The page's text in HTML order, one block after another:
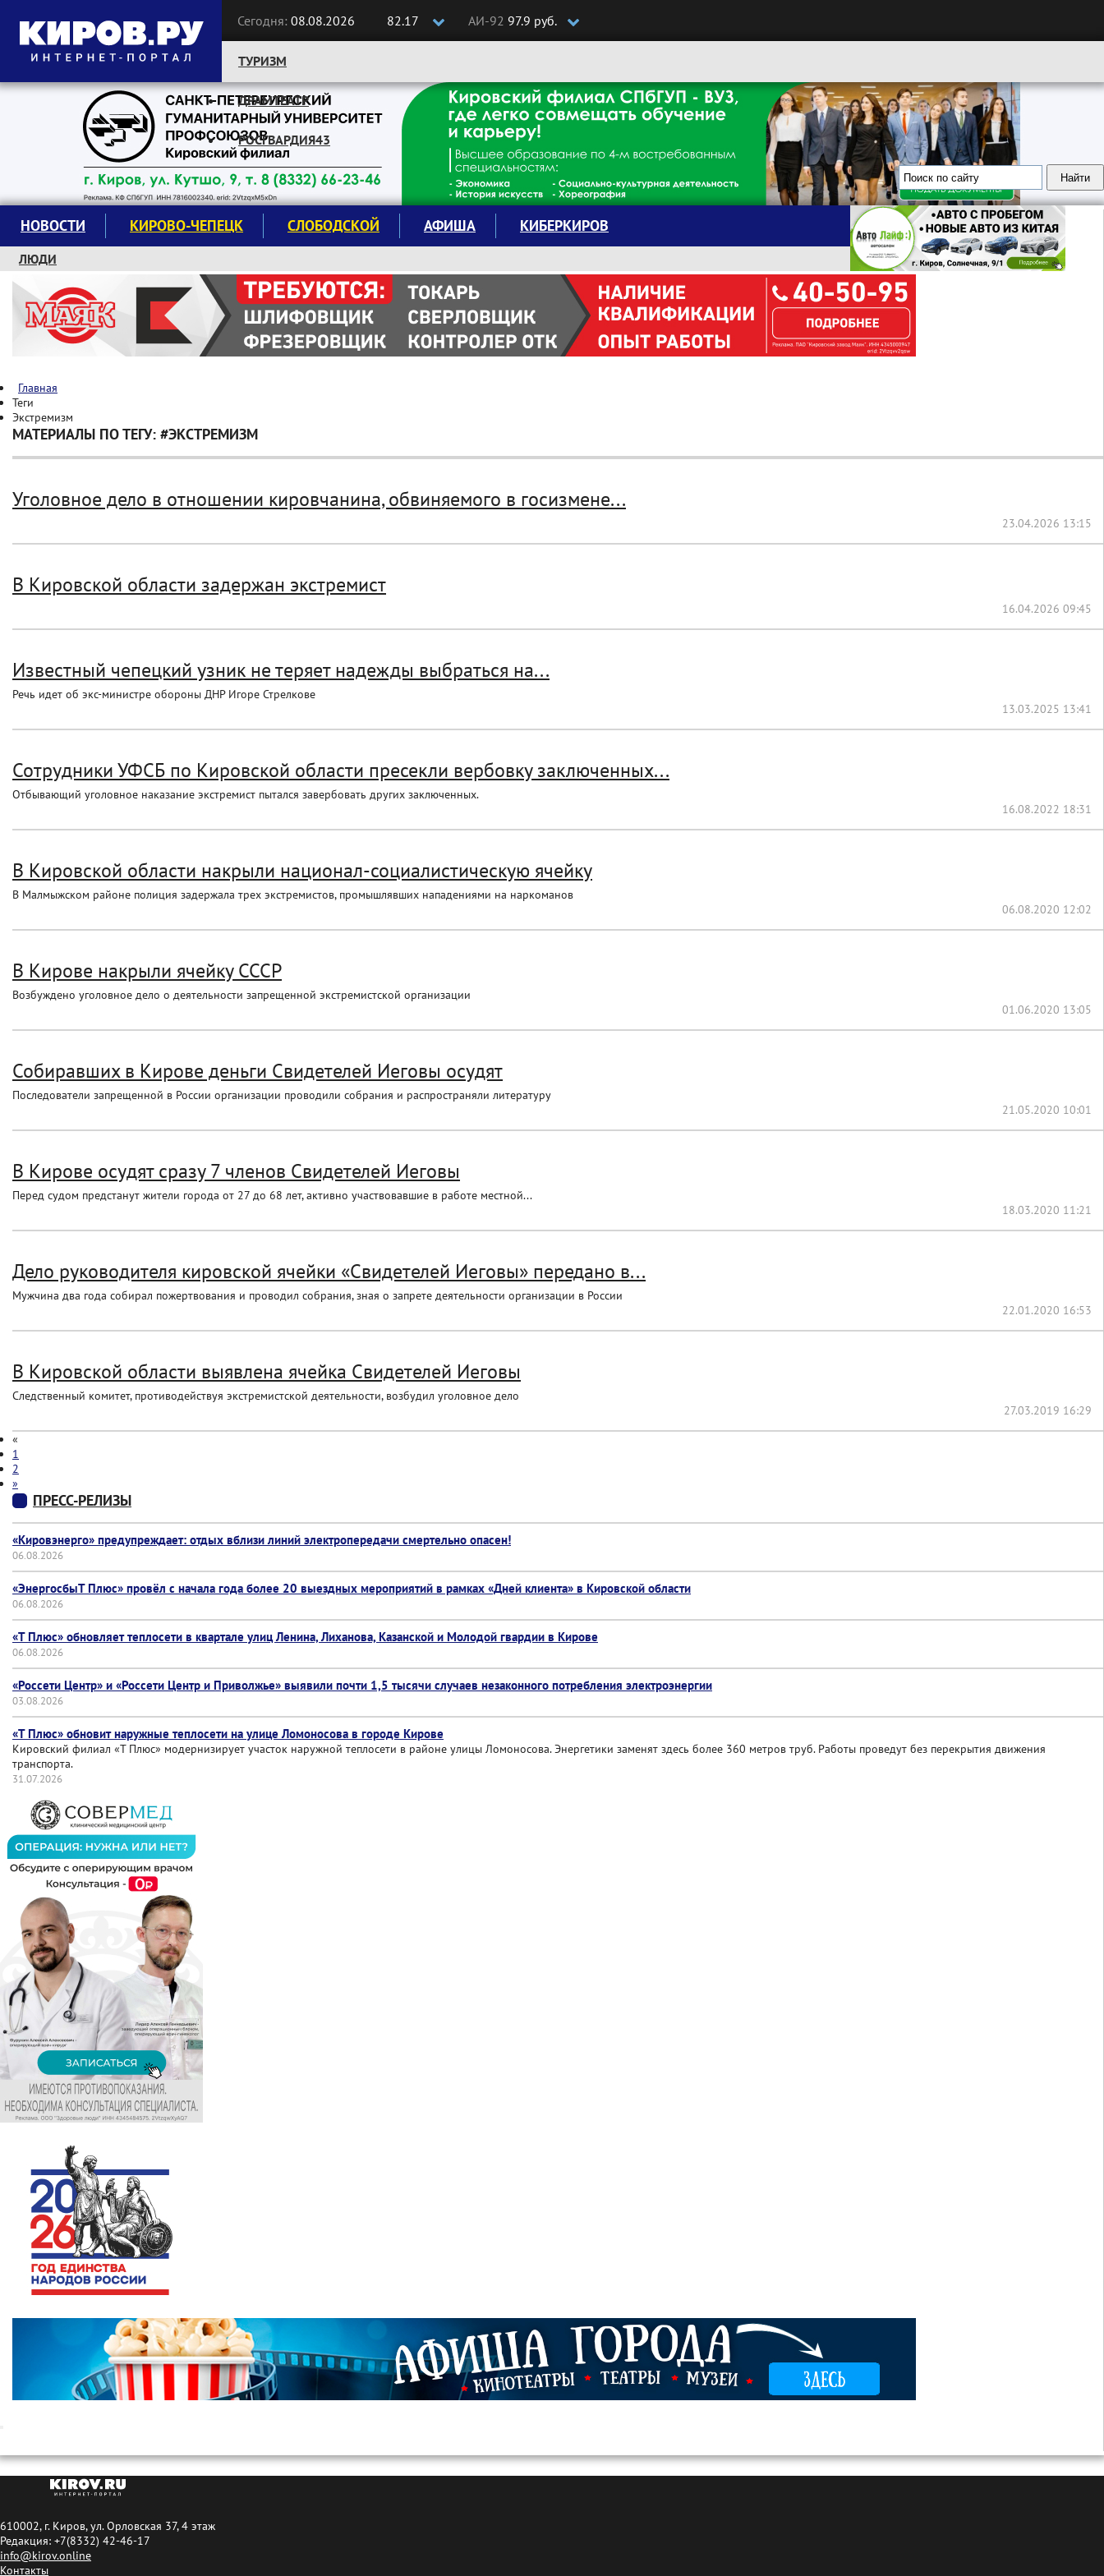
Сегодня: 08.08.2026 82.17 АИ-92 97.9 руб.
Следите за новостями:
ТУРИЗМ
ДРАМТЕАТР
РОСГВАРДИЯ43
НОВОСТИ КИРОВО-ЧЕПЕЦК СЛОБОДСКОЙ АФИША КИБЕРКИРОВ
ЛЮДИ
КРУЖКИ И СЕКЦИИ
ЗАВОДУ "МАЯК" 85 ЛЕТ
ЭКОЛОГИЯ
Главная
Теги
Экстремизм
МАТЕРИАЛЫ ПО ТЕГУ: #ЭКСТРЕМИЗМ
Уголовное дело в отношении кировчанина, обвиняемого в госизмене...
23.04.2026 13:15
В Кировской области задержан экстремист
16.04.2026 09:45
Известный чепецкий узник не теряет надежды выбраться на...
Речь идет об экс-министре обороны ДНР Игоре Стрелкове
13.03.2025 13:41
Сотрудники УФСБ по Кировской области пресекли вербовку заключенных...
Отбывающий уголовное наказание экстремист пытался завербовать других заключенных.
16.08.2022 18:31
В Кировской области накрыли национал-социалистическую ячейку
В Малмыжском районе полиция задержала трех экстремистов, промышлявших нападениями на наркоманов
06.08.2020 12:02
В Кирове накрыли ячейку СССР
Возбуждено уголовное дело о деятельности запрещенной экстремистской организации
01.06.2020 13:05
Собиравших в Кирове деньги Свидетелей Иеговы осудят
Последователи запрещенной в России организации проводили собрания и распространяли литературу
21.05.2020 10:01
В Кирове осудят сразу 7 членов Свидетелей Иеговы
Перед судом предстанут жители города от 27 до 68 лет, активно участвовавшие в работе местной...
18.03.2020 11:21
Дело руководителя кировской ячейки «Свидетелей Иеговы» передано в...
Мужчина два года собирал пожертвования и проводил собрания, зная о запрете деятельности организации в России
22.01.2020 16:53
В Кировской области выявлена ячейка Свидетелей Иеговы
Следственный комитет, противодействуя экстремистской деятельности, возбудил уголовное дело
27.03.2019 16:29
«
1
2
»
ПРЕСС-РЕЛИЗЫ
«Кировэнерго» предупреждает: отдых вблизи линий электропередачи смертельно опасен!
06.08.2026
«ЭнергосбыТ Плюс» провёл с начала года более 20 выездных мероприятий в рамках «Дней клиента» в Кировской области
06.08.2026
«Т Плюс» обновляет теплосети в квартале улиц Ленина, Лиханова, Казанской и Молодой гвардии в Кирове
06.08.2026
«Россети Центр» и «Россети Центр и Приволжье» выявили почти 1,5 тысячи случаев незаконного потребления электроэнергии
03.08.2026
«Т Плюс» обновит наружные теплосети на улице Ломоносова в городе Кирове
Кировский филиал «Т Плюс» модернизирует участок наружной теплосети в районе улицы Ломоносова. Энергетики заменят здесь более 360 метров труб. Работы проведут без перекрытия движения
транспорта.
31.07.2026
610002, г. Киров, ул. Орловская 37, 4 этаж
Редакция: +7(8332) 42-46-17
info@kirov.online
Контакты